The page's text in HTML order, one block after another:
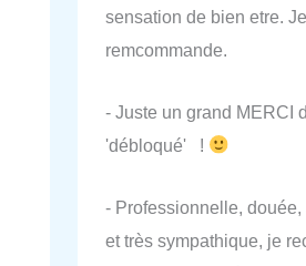
sensation de bien etre.
remcommande.
- Juste un grand MERCI
'débloqué' !
- Professionnelle, douée,
et très sympathique, je